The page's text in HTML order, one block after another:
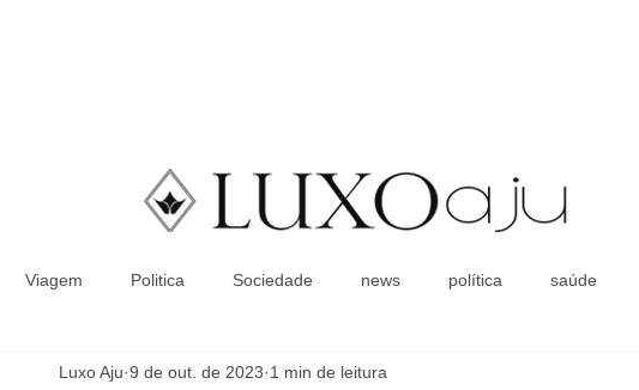
Coluna Social
Viagem Politica Sociedade news política saúde
Luxo Aju 9 de out. de 2023 1 min de leitura